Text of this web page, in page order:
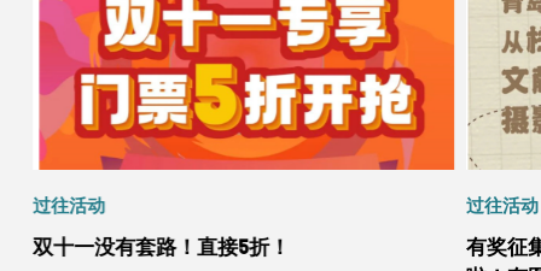
过往活动
双十一没有套路！直接5折！
过往活动
有奖征